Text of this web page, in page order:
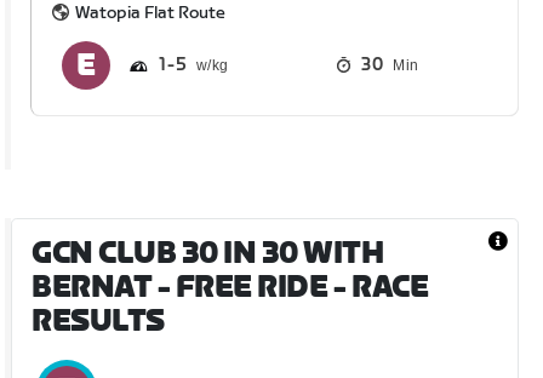
Watopia Flat Route
1 5 30 Min
GCN CLUB 30 IN 30 WITH
BERNAT - FREE RIDE- RACE
RESULTS